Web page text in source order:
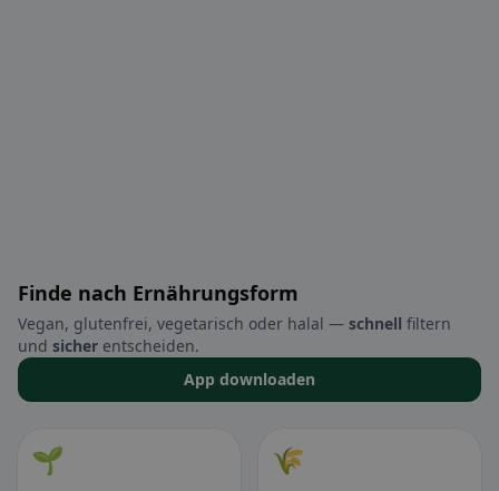
Finde nach Ernährungsform
Vegan, glutenfrei, vegetarisch oder halal — schnell filtern
und sicher entscheiden.
App downloaden
🌱 🌾